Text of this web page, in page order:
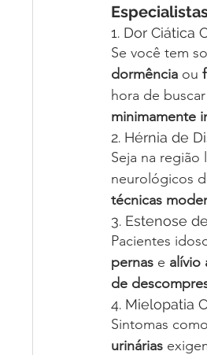
1. Dor Ciática
Se você tem
dormência ou
hora de
minimamente
2. Hérnia de
Seja na região
neurológicos
técnicas
3. Estenose
Pacientes
pernas e alívio
de
4. Mielopatia
Sintomas como
urinárias